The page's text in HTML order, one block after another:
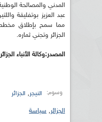
المدني والمصالحة
عبد العزيز بوتفليقة
مما سمح بإطلاق مخطط
الجزائر وتجني ثماره.
المصدر:وكالة الأنباء
وسوم: النيجر, الجزائر
الجزائر, سياسة